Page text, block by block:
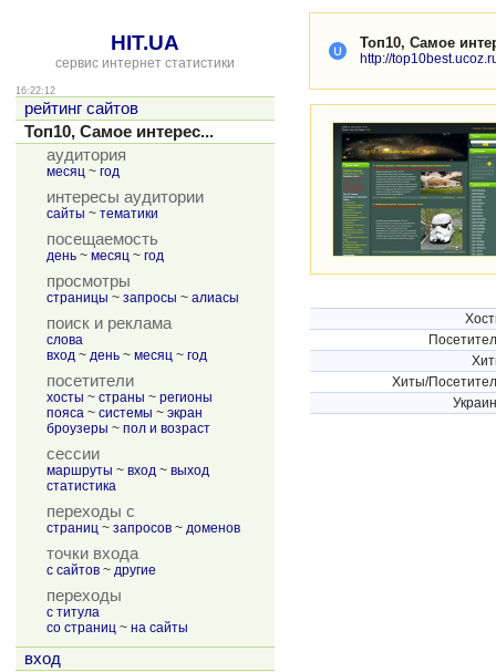
HIT.UA
сервис интернет статистики
16:22:12
рейтинг сайтов
Топ10, Самое интерес...
аудитория
месяц ~ год
интересы аудитории
сайты ~ тематики
посещаемость
день ~ месяц ~ год
просмотры
страницы ~ запросы ~ алиасы
поиск и реклама
слова
вход ~ день ~ месяц ~ год
посетители
хосты ~ страны ~ регионы
пояса ~ системы ~ экран
броузеры ~ пол и возраст
сессии
маршруты ~ вход ~ выход
статистика
переходы с
страниц ~ запросов ~ доменов
точки входа
с сайтов ~ другие
переходы
с титула
со страниц ~ на сайты
вход
Топ10, Самое
http://
Хиты/